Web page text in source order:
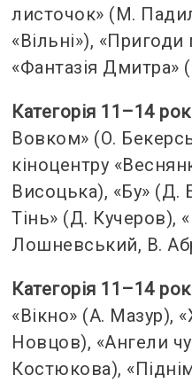
листочок» (М.
«Вільні»),
«Фантазія Дмитра»
Категорія 11–14
Вовком» (О.
кіноцентру
Висоцька), «Бу» (Д.
Тінь» (Д. Кучеров),
Лошневський, В.
Категорія 11–14
«Вікно» (А. Мазур),
Новцов), «Ангели
Костюкова),